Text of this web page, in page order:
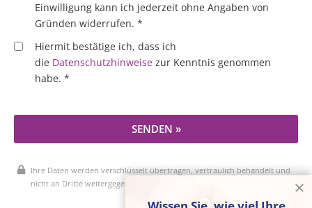
Einwilligung kann ich jederzeit ohne Angaben von
Gründen widerrufen. *
Hiermit bestätige ich, dass ich
die Datenschutzhinweise zur Kenntnis genommen
habe. *
SENDEN »
Ihre Daten werden verschlüsselt übertragen, vertraulich behandelt und
nicht an Dritte weitergegeben.